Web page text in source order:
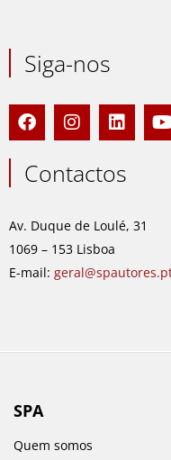
Siga-nos
F
a
c
e
b
o
k
I
n
s
t
a
r
a
m
L
i
n
k
e
i
n
Y
o
u
Contactos
Av. Duque de Loulé, 31
1069 – 153 Lisboa
E-mail:
SPA
Quem somos